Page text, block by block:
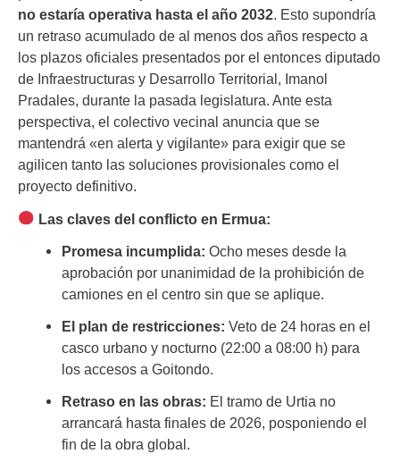
no estaría operativa hasta el año 2032. Esto supondría
un retraso acumulado de al menos dos años respecto a
los plazos oficiales presentados por el entonces diputado
de Infraestructuras y Desarrollo Territorial, Imanol
Pradales, durante la pasada legislatura. Ante esta
perspectiva, el colectivo vecinal anuncia que se
mantendrá «en alerta y vigilante» para exigir que se
agilicen tanto las soluciones provisionales como el
proyecto definitivo.
Las claves del conflicto en Ermua:
Promesa incumplida: Ocho meses desde la
aprobación por unanimidad de la prohibición de
camiones en el centro sin que se aplique.
El plan de restricciones: Veto de 24 horas en el
casco urbano y nocturno (22:00 a 08:00 h) para
los accesos a Goitondo.
Retraso en las obras: El tramo de Urtia no
arrancará hasta finales de 2026, posponiendo el
fin de la obra global.